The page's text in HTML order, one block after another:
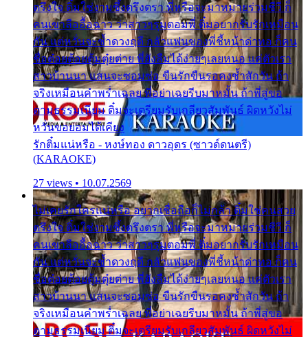
ตรึงใจ ติ๋มใช่งามซึ้งตรึงตรา พี่หรือจะมาหมายร่วมชีวี ก็
คนเขาลืออื้อฉาว ว่าสาวๆรุมตอมพี่ ติ๋มอยากรับรักเหมือน
กัน แต่หวั่นจะช้ำดวงฤดี กลัวแฟนของพี่ชี้หน้าด่าทอ ก็คน
ชื่อต๋อยต้อยตุ้มตุ๋ยต่าย พี่ยังลืมได้ง่ายๆเลยหนอ แค่ตัวเรา
สาวบ้านนา แสนจะซอมซ่อ ขืนรักขืนรอคงช้ำสักวัน ถ้า
จริงเหมือนคำพร่ำเฉลย พี่อย่าเฉยรีบมาหมั้น ถ้าพี่สู่ขอ
ตามธรรมเนียม ติ๋มจะเตรียมรับเกลียวสัมพันธ์ ผิดหวังไม่
หวั่นขอยอมได้เคียง
รักติ๋มแน่หรือ - หงษ์ทอง ดาวอุดร (ซาวด์ดนตรี)
(KARAOKE)
27 views • 10.07.2569
ไม่เคยรักใครแน่หรือ อยากเชื่อถือก็ไม่กล้า ติ๋มใช่คนสวย
ตรึงใจ ติ๋มใช่งามซึ้งตรึงตรา พี่หรือจะมาหมายร่วมชีวี ก็
คนเขาลืออื้อฉาว ว่าสาวๆรุมตอมพี่ ติ๋มอยากรับรักเหมือน
กัน แต่หวั่นจะช้ำดวงฤดี กลัวแฟนของพี่ชี้หน้าด่าทอ ก็คน
ชื่อต๋อยต้อยตุ้มตุ๋ยต่าย พี่ยังลืมได้ง่ายๆเลยหนอ แค่ตัวเรา
สาวบ้านนา แสนจะซอมซ่อ ขืนรักขืนรอคงช้ำสักวัน ถ้า
จริงเหมือนคำพร่ำเฉลย พี่อย่าเฉยรีบมาหมั้น ถ้าพี่สู่ขอ
ตามธรรมเนียม ติ๋มจะเตรียมรับเกลียวสัมพันธ์ ผิดหวังไม่